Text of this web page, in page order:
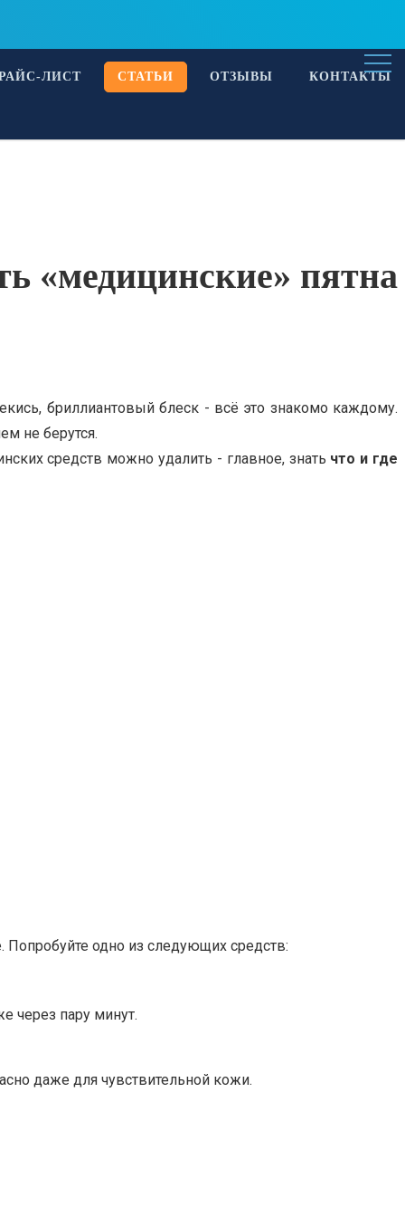
Заказать звонок +7 (843) 296-22-02
ЛИСТ CТАТЬИ ОТЗЫВЫ КОНТАКТЫ
«медицинские» пятна
бриллиантовый блеск - всё это знакомо каждому.
не берутся.
средств можно удалить - главное, знать что и где
Попробуйте одно из следующих средств:
через пару минут.
даже для чувствительной кожи.